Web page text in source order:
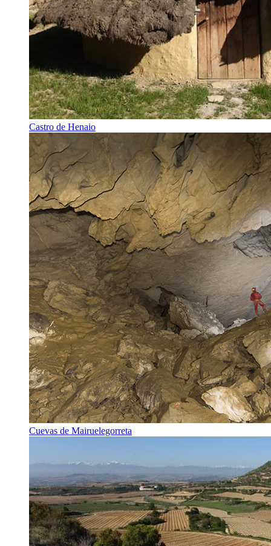
Castro de Henaio
Cuevas de Mairuelegorreta